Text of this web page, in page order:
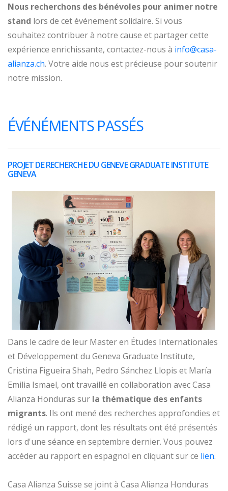
Nous recherchons des bénévoles pour animer notre
stand lors de cet événement solidaire. Si vous
souhaitez contribuer à notre cause et partager cette
expérience enrichissante, contactez-nous à info@casa-
alianza.ch. Votre aide nous est précieuse pour soutenir
notre mission.
ÉVÉNÉMENTS PASSÉS
PROJET DE RECHERCHE DU GENEVE GRADUATE INSTITUTE
GENEVA
Dans le cadre de leur Master en Études Internationales
et Développement du Geneva Graduate Institute,
Cristina Figueira Shah, Pedro Sánchez Llopis et María
Emilia Ismael, ont travaillé en collaboration avec Casa
Alianza Honduras sur la thématique des enfants
migrants. Ils ont mené des recherches approfondies et
rédigé un rapport, dont les résultats ont été présentés
lors d'une séance en septembre dernier. Vous pouvez
accéder au rapport en espagnol en cliquant sur ce lien.
Casa Alianza Suisse se joint à Casa Alianza Honduras